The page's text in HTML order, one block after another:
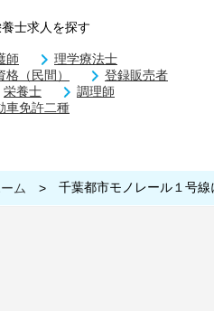
士求人を探す
師
理学療法士
格（民間）
登録販売者
栄養士
調理師
車免許二種
ム > 千葉都市モノレール１号